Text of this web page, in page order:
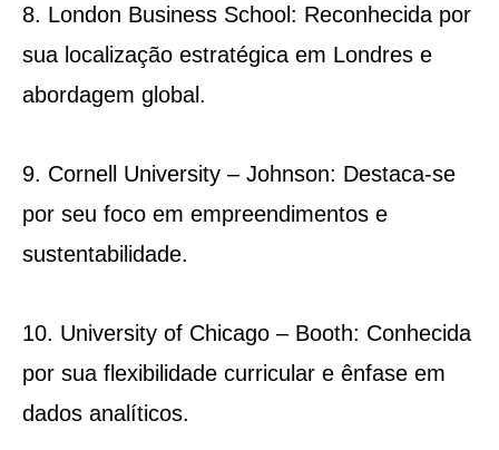
8. London Business School: Reconhecida por
sua localização estratégica em Londres e
abordagem global.
9. Cornell University – Johnson: Destaca-se
por seu foco em empreendimentos e
sustentabilidade.
10. University of Chicago – Booth: Conhecida
por sua flexibilidade curricular e ênfase em
dados analíticos.